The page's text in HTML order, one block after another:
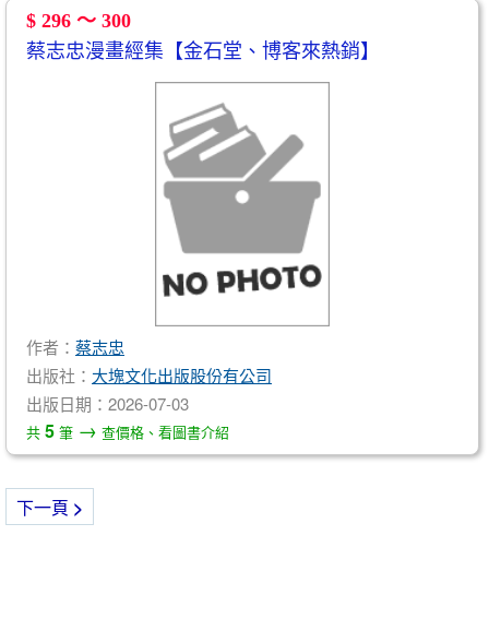
$ 296 ～ 300
蔡志忠漫畫經集【金石堂、博客來熱銷】
作者： 蔡志忠
出版社： 大塊文化出版股份有公司
出版日期：2026-07-03
共 5 筆 → 查價格、看圖書介紹
下一頁 >